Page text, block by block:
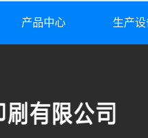
产品中心 生产